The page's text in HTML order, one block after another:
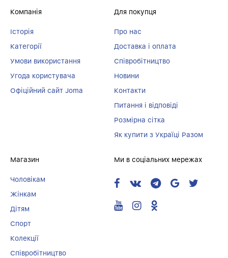
Компанія
Історія
Категорії
Умови використання
Угода користувача
Офіційний сайт Joma
Для покупця
Про нас
Доставка і оплата
Співробітництво
Новини
Контакти
Питання і відповіді
Розмірна сітка
Як купити з Україці Разом
Магазин
Чоловікам
Жінкам
Дітям
Спорт
Колекції
Співробітництво
Ми в соціальних мережах